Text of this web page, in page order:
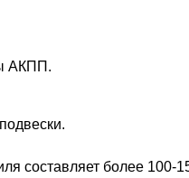
АКПП.
составляет более